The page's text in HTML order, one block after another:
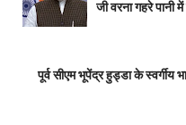
o
k
r
p
जी वरना गहरे पानी
पूर्व सीएम भूपेंद्र हुड्डा के